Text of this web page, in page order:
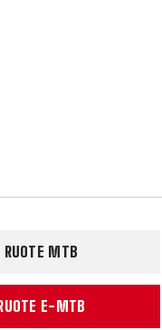
RUOTE MTB
E-MTB